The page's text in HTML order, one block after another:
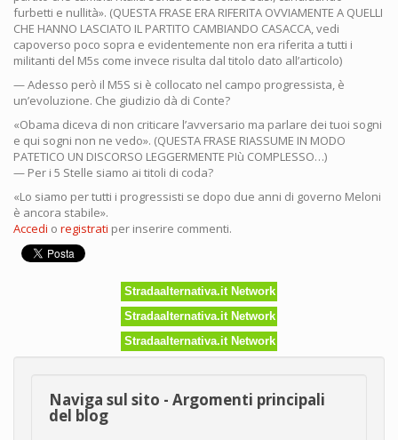
furbetti e nullità». (QUESTA FRASE ERA RIFERITA OVVIAMENTE A QUELLI
CHE HANNO LASCIATO IL PARTITO CAMBIANDO CASACCA, vedi
capoverso poco sopra e evidentemente non era riferita a tutti i
militanti del M5s come invece risulta dal titolo dato all’articolo)
— Adesso però il M5S si è collocato nel campo progressista, è
un’evoluzione. Che giudizio dà di Conte?
«Obama diceva di non criticare l’avversario ma parlare dei tuoi sogni
e qui sogni non ne vedo». (QUESTA FRASE RIASSUME IN MODO
PATETICO UN DISCORSO LEGGERMENTE PIù COMPLESSO…)
— Per i 5 Stelle siamo ai titoli di coda?
«Lo siamo per tutti i progressisti se dopo due anni di governo Meloni
è ancora stabile».
Accedi o registrati per inserire commenti.
Stradaalternativa.it Network
Stradaalternativa.it Network
Stradaalternativa.it Network
Naviga sul sito - Argomenti principali
del blog